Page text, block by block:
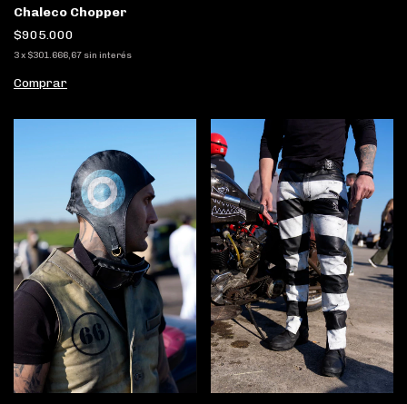
Chaleco Chopper
$905.000
3x $301.666,67 sin interés
Comprar